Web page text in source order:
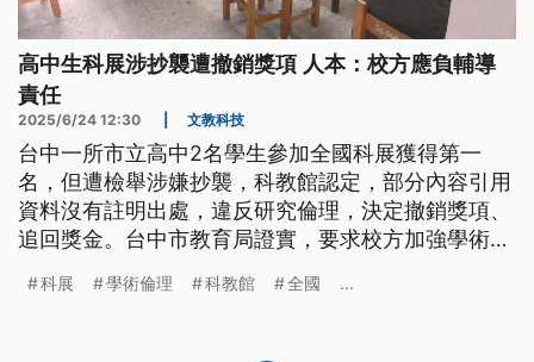
高中生科展涉抄襲遭撤銷獎項 人本：校方應負輔導
責任
2025/6/24 12:30 文教科技
台中一所市立高中2名學生參加全國科展獲得第一
名，但遭檢舉涉嫌抄襲，科教館認定，部分內容引用
資料沒有註明出處，違反研究倫理，決定撤銷獎項、
追回獎金。台中市教育局證實，要求校方加強學術倫
起輔導責任。
科展 學術倫理 科教館 全國 ...